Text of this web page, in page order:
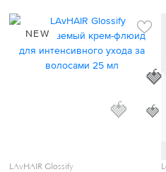
NEW
LAvHAIR Glossify
🍓
🍓